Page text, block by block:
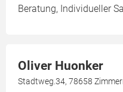
Beratung, Individueller
Oliver Huonker
Stadtweg.34, 78658